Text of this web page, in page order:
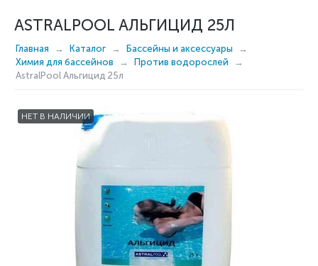
ASTRALPOOL АЛЬГИЦИД 25Л
Главная Каталог
Бассейны и аксессуары
Химия для бассейнов
Против водорослей
AstralPool Альгицид 25л
НЕТ В НАЛИЧИИ